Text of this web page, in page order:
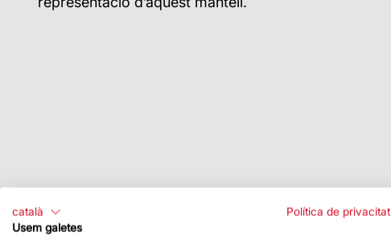
català
Política de privacitat
Usem galetes